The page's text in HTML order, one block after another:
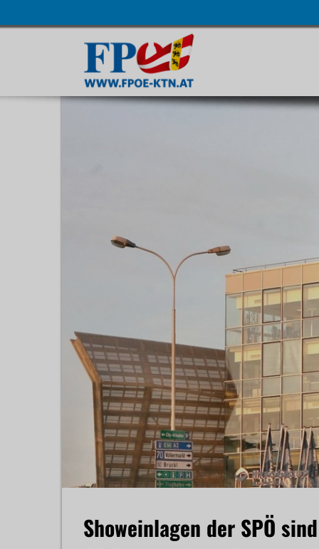
Showeinlagen der SPÖ